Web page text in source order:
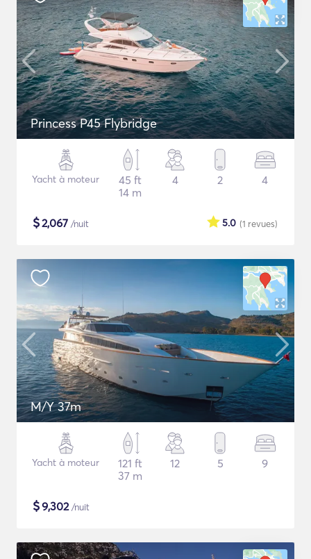
Princess P45 Flybridge
Yacht à moteur
45 ft
14 m
4 2 4
$2,067 /nuit (1 revues)
5.0
M/Y 37m
Yacht à moteur
121 ft
37 m
12 5 9
$9,302/nuit